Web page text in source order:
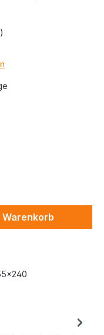
Warenkorb